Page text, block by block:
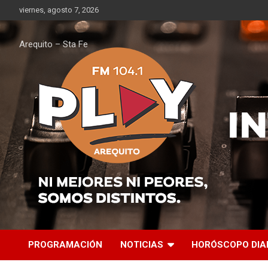
al
contenido
viernes, agosto 7, 2026
Arequito – Sta Fe
PROGRAMACIÓN NOTICIAS HORÓSCOPO